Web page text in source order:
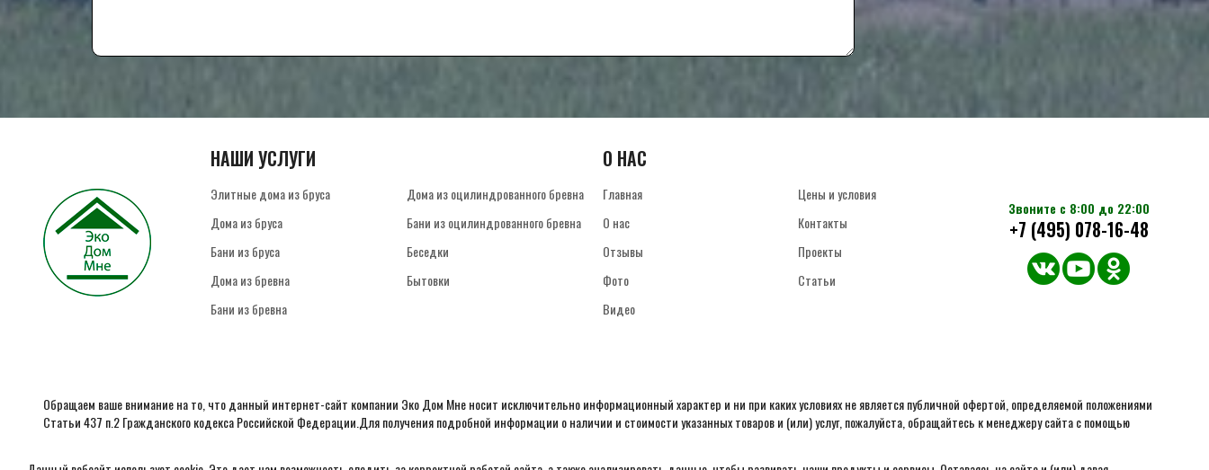
НАШИ УСЛУГИ
Элитные дома из бруса
Дома из бруса
Бани из бруса
Дома из бревна
Бани из бревна
Дома из оцилиндрованного бревна
Бани из оцилиндрованного бревна
Беседки
Бытовки
О НАС
Главная
О нас
Отзывы
Фото
Видео
Цены и условия
Контакты
Проекты
Статьи
Звоните с 8:00 до 22:00
+7 (495) 078-16-48
Обращаем ваше внимание на то, что данный интернет-сайт компании Эко Дом Мне носит исключительно информационный характер и ни при каких условиях не является публичной офертой, определяемой положениями
Статьи 437 п.2 Гражданского кодекса Российской Федерации.Для получения подробной информации о наличии и стоимости указанных товаров и (или) услуг, пожалуйста, обращайтесь к менеджеру сайта с помощью